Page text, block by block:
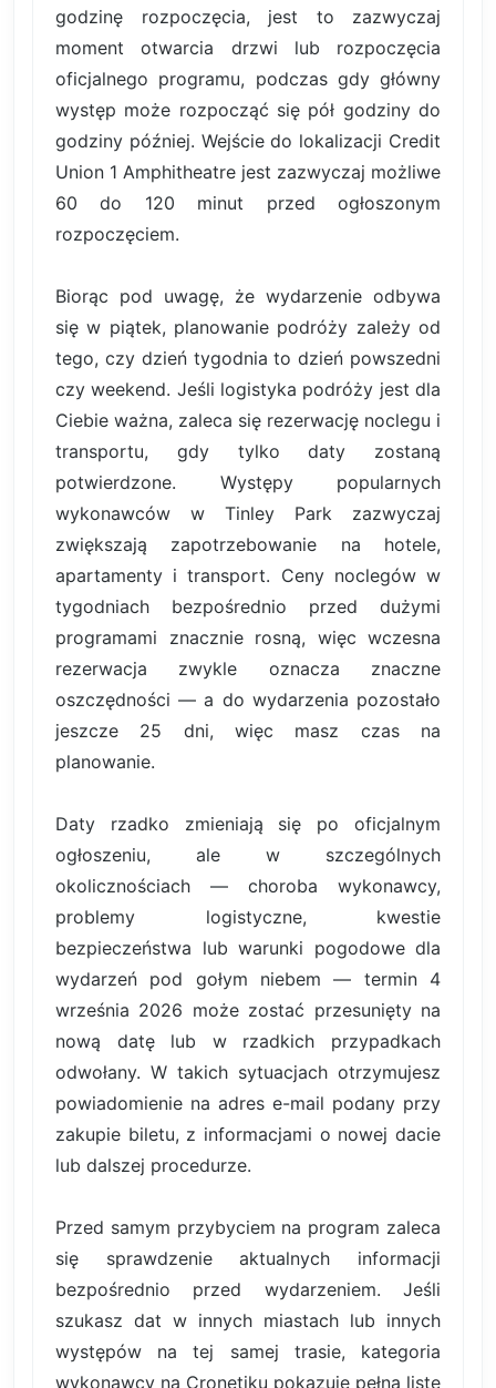
godzinę rozpoczęcia, jest to zazwyczaj
moment otwarcia drzwi lub rozpoczęcia
oficjalnego programu, podczas gdy główny
występ może rozpocząć się pół godziny do
godziny później. Wejście do lokalizacji Credit
Union 1 Amphitheatre jest zazwyczaj możliwe
60 do 120 minut przed ogłoszonym
rozpoczęciem.
Biorąc pod uwagę, że wydarzenie odbywa
się w piątek, planowanie podróży zależy od
tego, czy dzień tygodnia to dzień powszedni
czy weekend. Jeśli logistyka podróży jest dla
Ciebie ważna, zaleca się rezerwację noclegu i
transportu, gdy tylko daty zostaną
potwierdzone. Występy popularnych
wykonawców w Tinley Park zazwyczaj
zwiększają zapotrzebowanie na hotele,
apartamenty i transport. Ceny noclegów w
tygodniach bezpośrednio przed dużymi
programami znacznie rosną, więc wczesna
rezerwacja zwykle oznacza znaczne
oszczędności — a do wydarzenia pozostało
jeszcze 25 dni, więc masz czas na
planowanie.
Daty rzadko zmieniają się po oficjalnym
ogłoszeniu, ale w szczególnych
okolicznościach — choroba wykonawcy,
problemy logistyczne, kwestie
bezpieczeństwa lub warunki pogodowe dla
wydarzeń pod gołym niebem — termin 4
września 2026 może zostać przesunięty na
nową datę lub w rzadkich przypadkach
odwołany. W takich sytuacjach otrzymujesz
powiadomienie na adres e-mail podany przy
zakupie biletu, z informacjami o nowej dacie
lub dalszej procedurze.
Przed samym przybyciem na program zaleca
się sprawdzenie aktualnych informacji
bezpośrednio przed wydarzeniem. Jeśli
szukasz dat w innych miastach lub innych
występów na tej samej trasie, kategoria
wykonawcy na Cronetiku pokazuje pełną listę